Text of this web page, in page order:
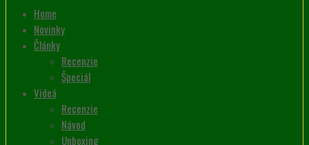
Home
Novinky
Články
Recenzie
Špeciál
Videá
Recenzie
Návod
Unboxing